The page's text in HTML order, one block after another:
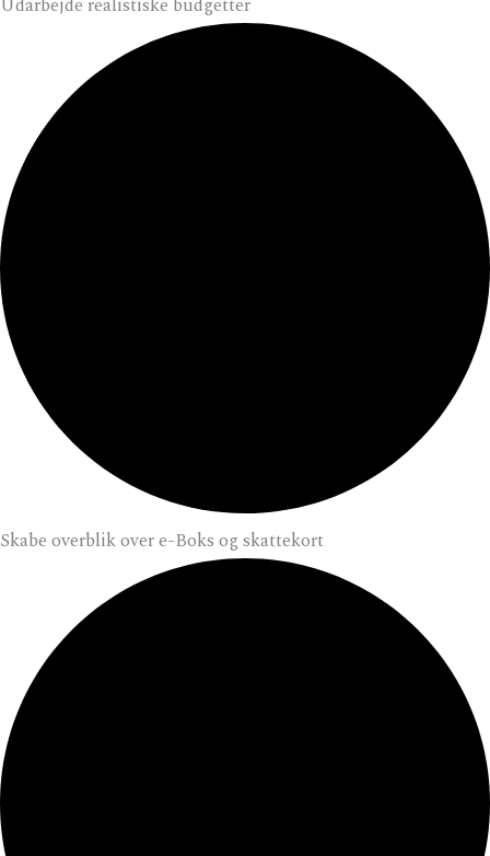
Udarbejde realistiske budgetter
Skabe overblik over e-Boks og skattekort